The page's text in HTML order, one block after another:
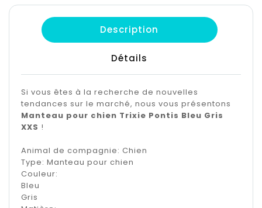
Description
Détails
Si vous êtes à la recherche de nouvelles
tendances sur le marché, nous vous présentons
Manteau pour chien Trixie Pontis Bleu Gris
XXS !
Animal de compagnie: Chien
Type: Manteau pour chien
Couleur:
Bleu
Gris